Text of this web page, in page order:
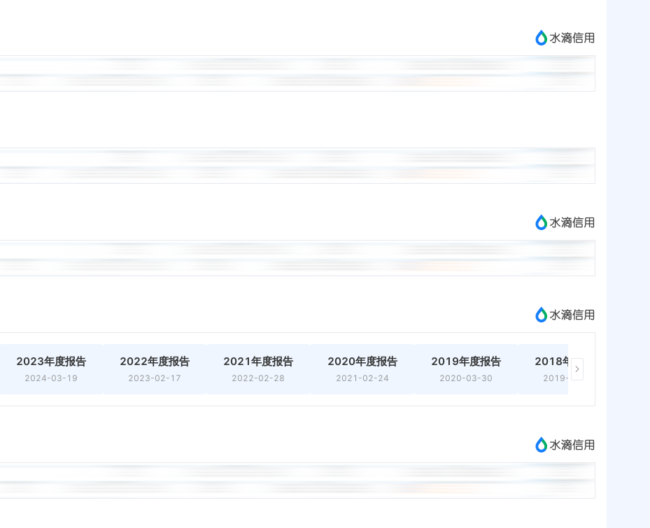
2023年度报告
2024-03-19
2022年度报告
2023-02-17
2021年度报告
2022-02-28
2020年度报告
2021-02-24
2019年度报告
2020-03-30
2018年度报告
2019-01-18